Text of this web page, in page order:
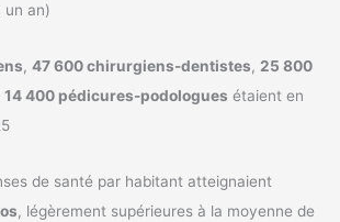
un an)
,47 600 chirurgiens-dentistes, 25 800
14 400 pédicures-podologues étaient en
de santé par habitant atteignaient
, légèrement supérieures à la moyenne de